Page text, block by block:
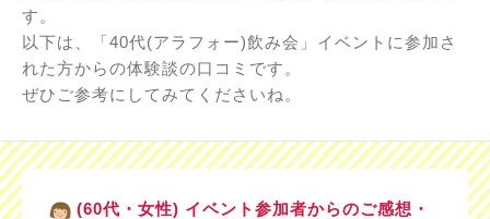
す。
以下は、「40代(アラフォー)飲み会」イベントに参加さ
れた方からの体験談の口コミです。
ぜひご参考にしてみてくださいね。
(60代・女性) イベント参加者からのご感想・